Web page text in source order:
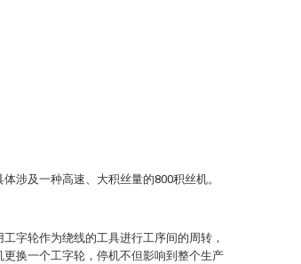
涉及一种高速、大积丝量的800积丝机。
字轮作为绕线的工具进行工序间的周转，
换一个工字轮，停机不但影响到整个生产